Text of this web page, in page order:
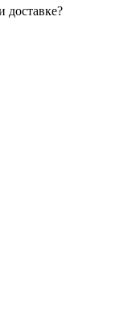
доставке?